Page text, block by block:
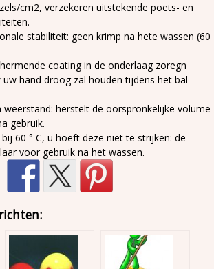
cm2, verzekeren uitstekende poets- en
stabiliteit: geen krimp na hete wassen (60
coating in de onderlaag zoregn
hand droog zal houden tijdens het bal
weerstand: herstelt de oorspronkelijke volume
gebruik.
60 ° C, u hoeft deze niet te strijken: de
voor gebruik na het wassen.